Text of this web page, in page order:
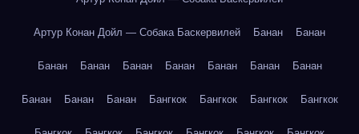
Артур Конан Дойл — Собака Баскервилей Банан Банан
Банан Банан Банан Банан Банан Банан Банан
Банан Банан Банан Бангкок Бангкок Бангкок Бангкок